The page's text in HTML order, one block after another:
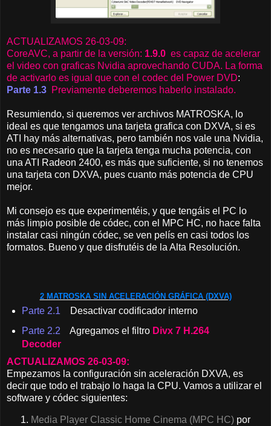
ACTUALIZAMOS 26-03-09:
CoreAVC, a partir de la versión: 1.9.0 es capaz de acelerar
el video con graficas Nvidia aprovechando CUDA. La forma
de activarlo es igual que con el codec del Power DVD:
Parte 1.3 Previamente deberemos haberlo instalado.
Resumiendo, si queremos ver archivos MATROSKA, lo
ideal es que tengamos una tarjeta grafica con DXVA, si es
ATI hay más alternativas, pero también nos vale una Nvidia,
no es necesario que la tarjeta tenga mucha potencia, con
una ATI Radeon 2400, es más que suficiente, si no tenemos
una tarjeta con DXVA, pues cuanto más potencia de CPU
mejor.
Mi consejo es que experimentéis, y que tengáis el PC lo
más limpio posible de códec, con el MPC HC, no hace falta
instalar casi ningún códec, se ven pelís en casi todos los
formatos. Bueno y que disfrutéis de la Alta Resolución.
2 MATROSKA SIN ACELERACIÓN GRÁFICA (DXVA)
Parte 2.1 Desactivar codificador interno
Parte 2.2 Agregamos el filtro Divx 7 H.264
Decoder
ACTUALIZAMOS 26-03-09:
Empezamos la configuración sin aceleración DXVA, es
decir que todo el trabajo lo haga la CPU. Vamos a utilizar el
software y códec siguientes:
Media Player Classic Home Cinema (MPC HC) por